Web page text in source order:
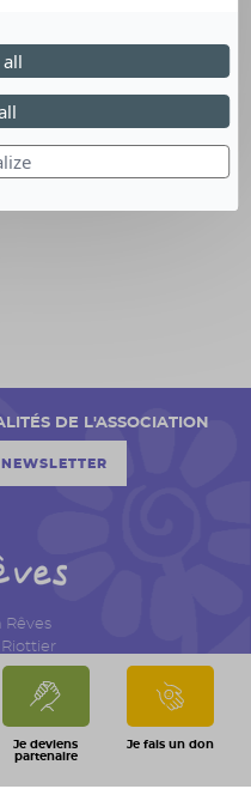
Je deviens
partenaire
Je fais un don
Rêves
Riottier
Saône Cedex
00
DE L'ASSOCIATION